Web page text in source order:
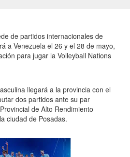
de partidos internacionales de
a Venezuela el 26 y el 28 de mayo,
para jugar la Volleyball Nations
llegará a la provincia con el
dos partidos ante su par
de Alto Rendimiento
ciudad de Posadas.